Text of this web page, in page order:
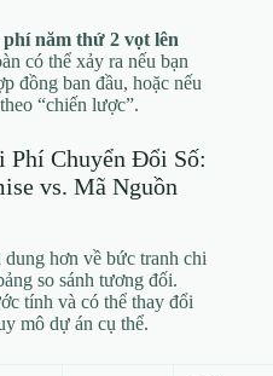
năm thứ 2 vọt lên
có thể xảy ra nếu bạn
đồng ban đầu, hoặc nếu
“chiến lược”.
Phí Chuyển Đổi Số:
vs. Mã Nguồn
hơn về bức tranh chi
so sánh tương đối.
tính và có thể thay đổi
mô dự án cụ thể.